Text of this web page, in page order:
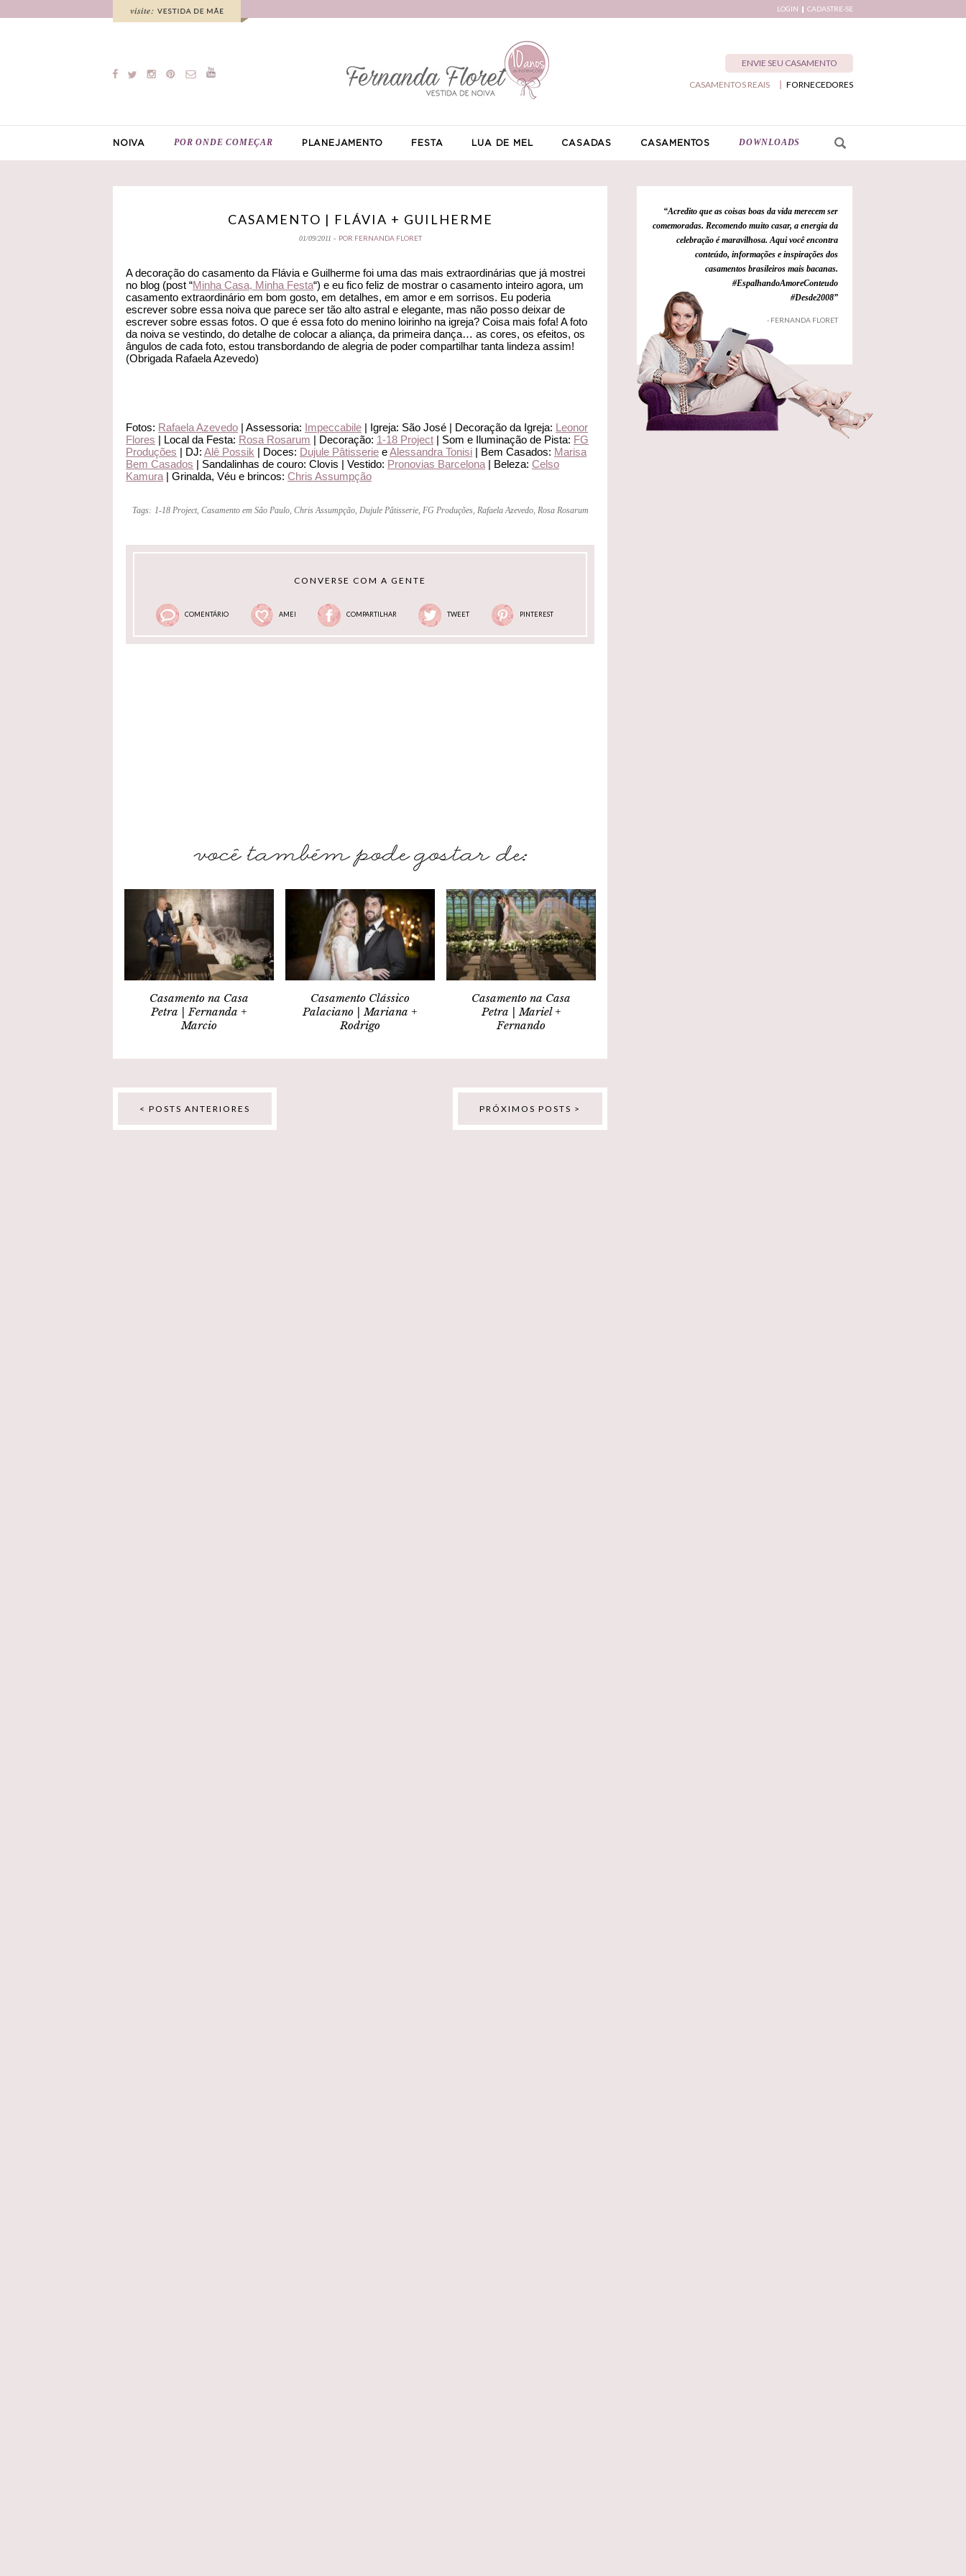
LOGIN CADASTRE-SE
ENVIE SEU CASAMENTO
FORNECEDORES
CASAMENTOS REAIS
NOIVA POR ONDE COMEÇAR PLANEJAMENTO FESTA LUA DE MEL CASADAS CASAMENTOS DOWNLOADS
CASAMENTO | FLÁVIA + GUILHERME
01/09/2011 - POR FERNANDA FLORET
A decoração do casamento da Flávia e Guilherme foi uma das mais extraordinárias que já mostrei
no blog (post “Minha Casa, Minha Festa“) e eu fico feliz de mostrar o casamento inteiro agora, um
casamento extraordinário em bom gosto, em detalhes, em amor e em sorrisos. Eu poderia
escrever sobre essa noiva que parece ser tão alto astral e elegante, mas não posso deixar de
escrever sobre essas fotos. O que é essa foto do menino loirinho na igreja? Coisa mais fofa! A foto
da noiva se vestindo, do detalhe de colocar a aliança, da primeira dança… as cores, os efeitos, os
ângulos de cada foto, estou transbordando de alegria de poder compartilhar tanta lindeza assim!
(Obrigada Rafaela Azevedo)
Fotos: Rafaela Azevedo | Assessoria: Impeccabile | Igreja: São José | Decoração da Igreja: Leonor
Flores | Local da Festa: Rosa Rosarum | Decoração: 1-18 Project | Som e Iluminação de Pista: FG
Produções | DJ: Alê Possik | Doces: Dujule Pâtisserie eAlessandra Tonisi | Bem Casados: Marisa
Bem Casados | Sandalinhas de couro: Clovis | Vestido: Pronovias Barcelona | Beleza: Celso
Kamura | Grinalda, Véu e brincos: Chris Assumpção
Tags: 1-18 Project, Casamento em São Paulo, Chris Assumpção, Dujule Pâtisserie, FG Produções, Rafaela Azevedo, Rosa Rosarum
CONVERSE COM A GENTE
COMENTÁRIO AMEI COMPARTILHAR TWEET PINTEREST
Casamento na Casa
Petra | Fernanda +
Marcio
Casamento Clássico
Palaciano | Mariana +
Rodrigo
Casamento na Casa
Petra | Mariel +
Fernando
< POSTS ANTERIORES PRÓXIMOS POSTS >
“Acredito que as coisas boas da vida merecem ser
comemoradas. Recomendo muito casar, a energia da
celebração é maravilhosa. Aqui você encontra
conteúdo, informações e inspirações dos
casamentos brasileiros mais bacanas.
#EspalhandoAmoreConteudo
#Desde2008”
- FERNANDA FLORET